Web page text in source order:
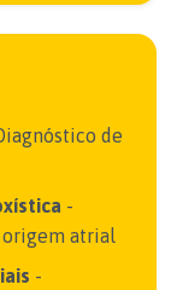
de
-
atrial
-